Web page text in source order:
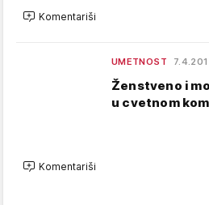
Komentariši
UMETNOST
Ženstveno i
u cvetnom
Komentariši